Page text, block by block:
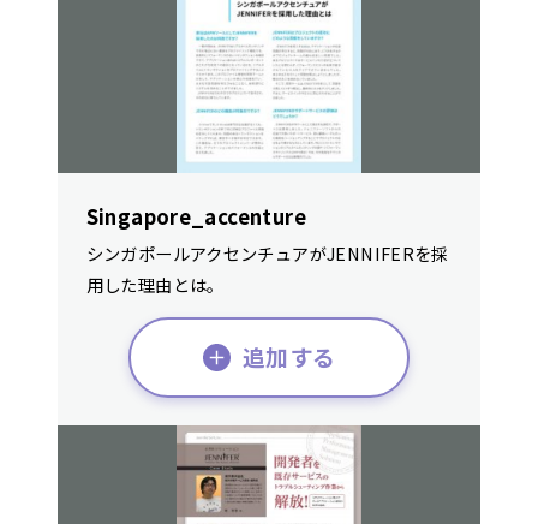
Singapore_accenture
シンガポールアクセンチュアがJENNIFERを採
用した理由とは。
追加する